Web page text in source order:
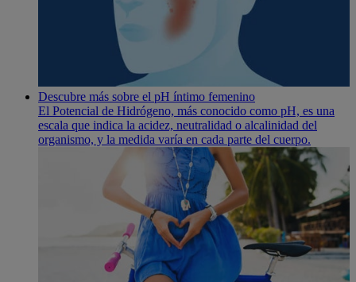
Descubre más sobre el pH íntimo femenino
El Potencial de Hidrógeno, más conocido como pH, es una
escala que indica la acidez, neutralidad o alcalinidad del
organismo, y la medida varía en cada parte del cuerpo.